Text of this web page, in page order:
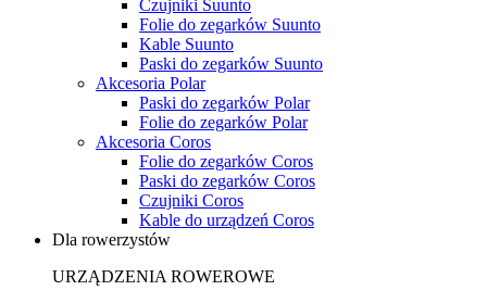
Czujniki Suunto
Folie do zegarków Suunto
Kable Suunto
Paski do zegarków Suunto
Akcesoria Polar
Paski do zegarków Polar
Folie do zegarków Polar
Akcesoria Coros
Folie do zegarków Coros
Paski do zegarków Coros
Czujniki Coros
Kable do urządzeń Coros
Dla rowerzystów
URZĄDZENIA ROWEROWE